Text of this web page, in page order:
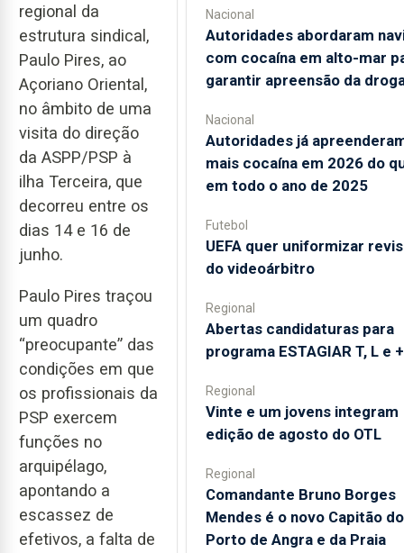
regional da
estrutura sindical,
Paulo Pires, ao
Açoriano Oriental,
no âmbito de uma
visita do direção
da ASPP/PSP à
ilha Terceira, que
decorreu entre os
dias 14 e 16 de
junho.
Paulo Pires traçou
um quadro
“preocupante” das
condições em que
os profissionais da
PSP exercem
funções no
arquipélago,
apontando a
escassez de
efetivos, a falta de
Nacional
Autoridades abordaram
com cocaína em alto-mar
garantir apreensão da
Nacional
Autoridades já
mais cocaína em 2026 do
em todo o ano de 2025
Futebol
UEFA quer uniformizar
do videoárbitro
Regional
Abertas candidaturas para
programa ESTAGIAR T, L e +
Regional
Vinte e um jovens integram
edição de agosto do OTL
Regional
Comandante Bruno Borges
Mendes é o novo Capitão do
Porto de Angra e da Praia